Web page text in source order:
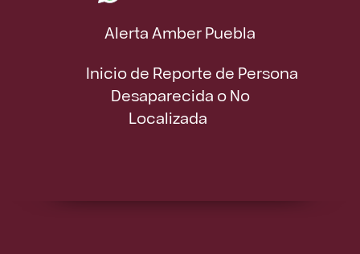
Alerta Amber Puebla
Inicio de Reporte de Persona
Desaparecida o No
Localizada